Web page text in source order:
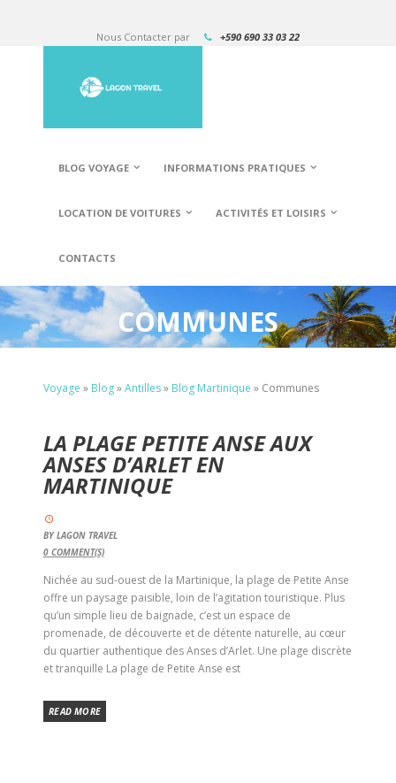
Nous Contacter par +590 690 33 03 22
BLOG VOYAGE INFORMATIONS PRATIQUES
LOCATION DE VOITURES ACTIVITÉS ET LOISIRS
CONTACTS
COMMUNES
Voyage » Blog»Antilles» Blog Martinique » Communes
LA PLAGE PETITE ANSE AUX
ANSES D’ARLET EN
MARTINIQUE
BYLAGON TRAVEL
0 COMMENT(S)
Nichée au sud-ouest de la Martinique, la plage de Petite Anse
offre un paysage paisible, loin de l’agitation touristique. Plus
qu’un simple lieu de baignade, c’est un espace de
promenade, de découverte et de détente naturelle, au cœur
du quartier authentique des Anses d’Arlet. Une plage discrète
et tranquille La plage de Petite Anse est
READ MORE